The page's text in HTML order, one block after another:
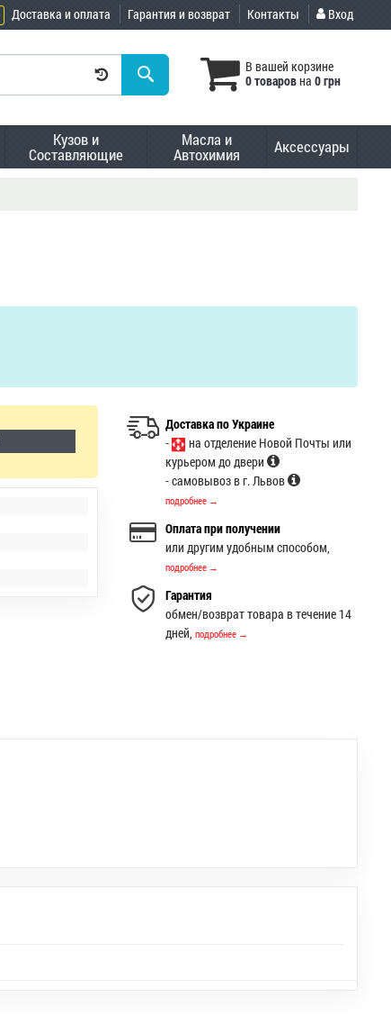
Доставка и оплата Гарантия и возврат Контакты Вход
В вашей корзине
0 товаровна 0 грн
Кузов и
Составляющие
Масла и
Автохимия Аксессуары
Доставка по Украине
-
на отделение Новой Почты или
курьером до двери
- самовывоз в г. Львов
подробнее →
Оплата при получении
или другим удобным способом,
подробнее →
Гарантия
обмен/возврат товара в течение 14
дней,подробнее →